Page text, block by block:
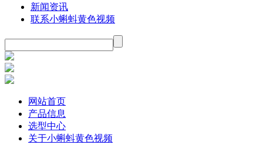
新闻资讯
联系小蝌蚪黄色视频
网站首页
产品信息
选型中心
关于小蝌蚪黄色视频